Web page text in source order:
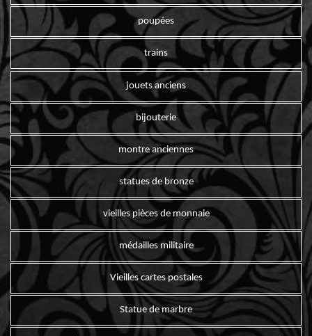
poupées
trains
jouets anciens
bijouterie
montre anciennes
statues de bronze
vieilles pièces de monnaie
médailles militaire
Vieilles cartes postales
Statue de marbre